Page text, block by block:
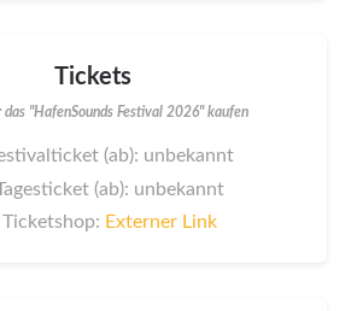
Tickets
das "HafenSounds Festival 2026" kaufen
(ab): unbekannt
(ab): unbekannt
Ticketshop: Externer Link